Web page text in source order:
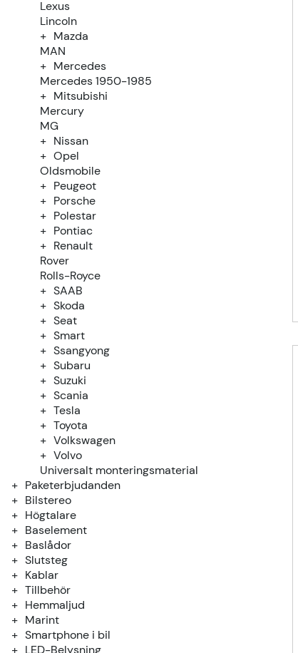
Lexus
Lincoln
Mazda
MAN
Mercedes
Mercedes 1950-1985
Mitsubishi
Mercury
MG
Nissan
Opel
Oldsmobile
Peugeot
Porsche
Polestar
Pontiac
Renault
Rover
Rolls-Royce
SAAB
Skoda
Seat
Smart
Ssangyong
Subaru
Suzuki
Scania
Tesla
Toyota
Volkswagen
Volvo
Universalt monteringsmaterial
Paketerbjudanden
Bilstereo
Högtalare
Baselement
Baslådor
Slutsteg
Kablar
Tillbehör
Hemmaljud
Marint
Smartphone i bil
LED-Belysning